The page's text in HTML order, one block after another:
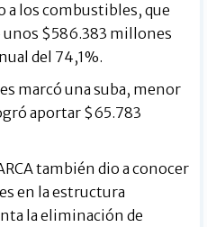
los combustibles, que
unos $586.383 millones
del 74,1%.
marcó una suba, menor
aportar $65.783
también dio a conocer
en la estructura
la eliminación de